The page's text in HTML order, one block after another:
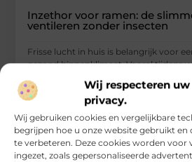
Wij respecteren uw
privacy.
Wij gebruiken cookies en vergelijkbare
begrijpen hoe u onze website gebruikt
te verbeteren. Deze cookies worden voor
ingezet, zoals gepersonaliseerde
Inzethor voor ramen: de
ventileren zonder insecten
Frisse lucht in huis is belangrijk voor
gezond binnenklimaat. Vooral tijdens
...
Woningen